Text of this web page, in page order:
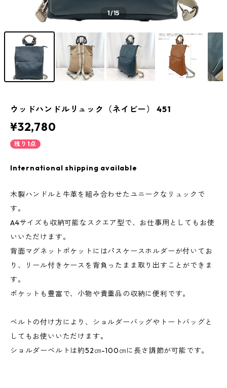
1/15
ウッドハンドルリュック（ネイビー） 451
¥32,780
残り1点
International shipping available
木製ハンドルと牛革を組み合わせたユニークなリュックで
す。
A4サイズも収納可能なスクエア型で、お仕事用としてもお使
いいただけます。
背面マグネットポケットにはパスケースホルダーが付いてお
り、リール付きケースを背負ったまま取り出すことができま
す。
ポケットも豊富で、小物や貴重品の収納に便利です。
ベルトの付け方により、ショルダーバッグやトートバッグと
してもお使いいただけます。
ショルダーベルトは約52㎝-100㎝に長さ調節が可能です。